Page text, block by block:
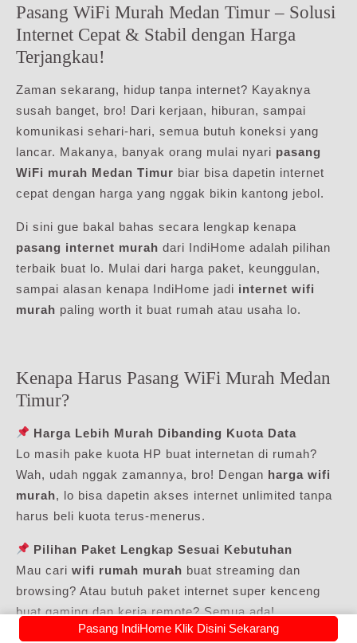
Pasang WiFi Murah Medan Timur – Solusi
Internet Cepat & Stabil dengan Harga
Terjangkau!
Zaman sekarang, hidup tanpa internet? Kayaknya
susah banget, bro! Dari kerjaan, hiburan, sampai
komunikasi sehari-hari, semua butuh koneksi yang
lancar. Makanya, banyak orang mulai nyari pasang
WiFi murah Medan Timur biar bisa dapetin internet
cepat dengan harga yang nggak bikin kantong jebol.
Di sini gue bakal bahas secara lengkap kenapa
pasang internet murah dari IndiHome adalah pilihan
terbaik buat lo. Mulai dari harga paket, keunggulan,
sampai alasan kenapa IndiHome jadi internet wifi
murah paling worth it buat rumah atau usaha lo.
Kenapa Harus Pasang WiFi Murah Medan
Timur?
Harga Lebih Murah Dibanding Kuota Data
Lo masih pake kuota HP buat internetan di rumah?
Wah, udah nggak zamannya, bro! Dengan harga wifi
murah, lo bisa dapetin akses internet unlimited tanpa
harus beli kuota terus-menerus.
Pilihan Paket Lengkap Sesuai Kebutuhan
Mau cari wifi rumah murah buat streaming dan
browsing? Atau butuh paket internet super kenceng
buat gaming dan kerja remote? Semua ada!
Pasang IndiHome Klik Disini Sekarang